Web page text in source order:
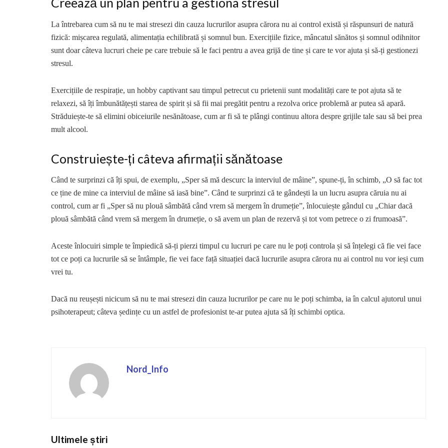
La întrebarea cum să nu te mai stresezi din cauza lucrurilor asupra cărora nu ai control există și răspunsuri de natură
fizică: mișcarea regulată, alimentația echilibrată și somnul bun. Exercițiile fizice, mâncatul sănătos și somnul odihnitor
sunt doar câteva lucruri cheie pe care trebuie să le faci pentru a avea grijă de tine și care te vor ajuta și să-ți gestionezi
stresul.
Exercițiile de respirație, un hobby captivant sau timpul petrecut cu prietenii sunt modalități care te pot ajuta să te
relaxezi, să îți îmbunătățești starea de spirit și să fii mai pregătit pentru a rezolva orice problemă ar putea să apară.
Străduiește-te să elimini obiceiurile nesănătoase, cum ar fi să te plângi continuu altora despre grijile tale sau să bei prea
mult alcool.
Construiește-ți câteva afirmații sănătoase
Când te surprinzi că îți spui, de exemplu, „Sper să mă descurc la interviul de mâine”, spune-ți, în schimb, „O să fac tot
ce ține de mine ca interviul de mâine să iasă bine”. Când te surprinzi că te gândești la un lucru asupra căruia nu ai
control, cum ar fi „Sper să nu plouă sâmbătă când vrem să mergem în drumeție”, înlocuiește gândul cu „Chiar dacă
plouă sâmbătă când vrem să mergem în drumeție, o să avem un plan de rezervă și tot vom petrece o zi frumoasă”.
Aceste înlocuiri simple te împiedică să-ți pierzi timpul cu lucruri pe care nu le poți controla și să înțelegi că fie vei face
tot ce poți ca lucrurile să se întâmple, fie vei face față situației dacă lucrurile asupra cărora nu ai control nu vor ieși cum
vrei tu.
Dacă nu reușești nicicum să nu te mai stresezi din cauza lucrurilor pe care nu le poți schimba, ia în calcul ajutorul unui
psihoterapeut; câteva ședințe cu un astfel de profesionist te-ar putea ajuta să îți schimbi optica.
Nord_Info
Ultimele știri